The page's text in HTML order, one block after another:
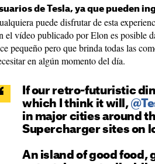
de Tesla, ya que pueden
puede disfrutar de esta
el vídeo publicado por Elon es posible
pequeño pero que brinda todas las
en algún momento del día.
If our retro-futuristic
which I think it will,
in major cities around
Supercharger sites on
An island of good food,